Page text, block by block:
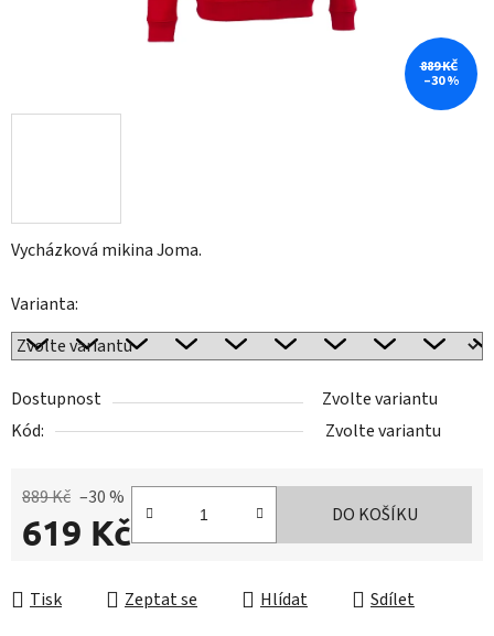
Vycházková mikina Joma.
Varianta:
Dostupnost
Zvolte variantu
Kód:
Zvolte variantu
889 Kč –30 %
619 Kč DO KOŠÍKU
Tisk Zeptat se Hlídat Sdílet
889 KČ
–30 %